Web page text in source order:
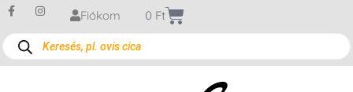
Fiókom 0 Ft